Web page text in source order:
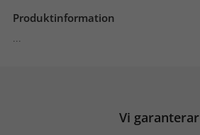
Produktinformation
...
Vi garanterar